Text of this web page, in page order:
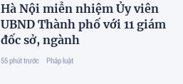
Hà Nội miễn nhiệm Ủy viên
UBND Thành phố với 11 giám
đốc sở, ngành
55 phút trước Pháp luật